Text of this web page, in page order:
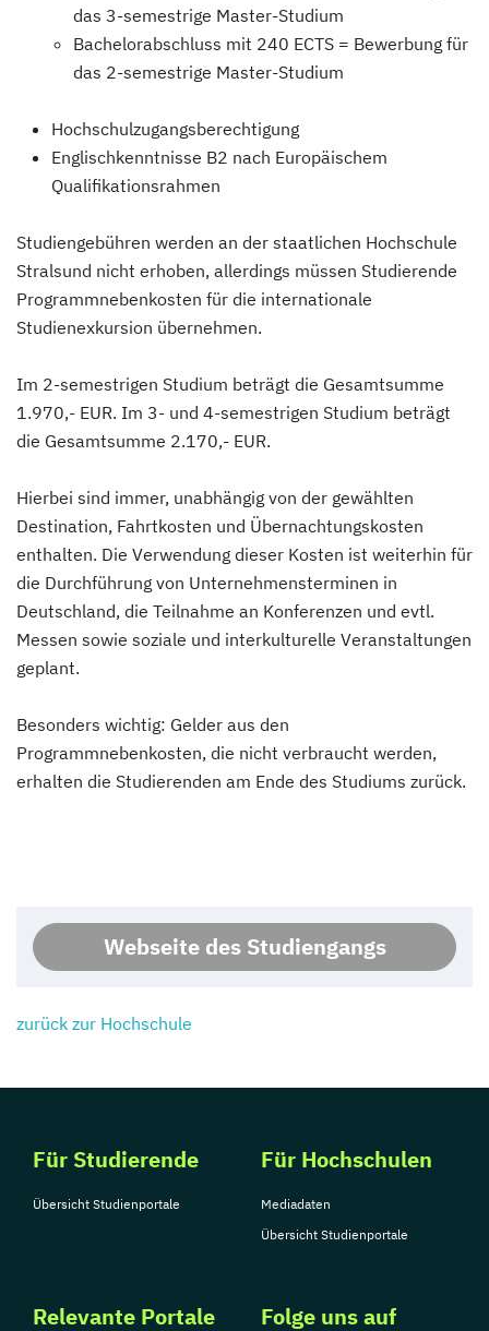
das 3-semestrige Master-Studium
Bachelorabschluss mit 240 ECTS = Bewerbung für
das 2-semestrige Master-Studium
Hochschulzugangsberechtigung
Englischkenntnisse B2 nach Europäischem
Qualifikationsrahmen
Studiengebühren werden an der staatlichen Hochschule
Stralsund nicht erhoben, allerdings müssen Studierende
Programmnebenkosten für die internationale
Studienexkursion übernehmen.
Im 2-semestrigen Studium beträgt die Gesamtsumme
1.970,- EUR. Im 3- und 4-semestrigen Studium beträgt
die Gesamtsumme 2.170,- EUR.
Hierbei sind immer, unabhängig von der gewählten
Destination, Fahrtkosten und Übernachtungskosten
enthalten. Die Verwendung dieser Kosten ist weiterhin für
die Durchführung von Unternehmensterminen in
Deutschland, die Teilnahme an Konferenzen und evtl.
Messen sowie soziale und interkulturelle Veranstaltungen
geplant.
Besonders wichtig: Gelder aus den
Programmnebenkosten, die nicht verbraucht werden,
erhalten die Studierenden am Ende des Studiums zurück.
Webseite des Studiengangs
zurück zur Hochschule
Für Studierende
Übersicht Studienportale
Für Hochschulen
Mediadaten
Übersicht Studienportale
Relevante Portale Folge uns auf